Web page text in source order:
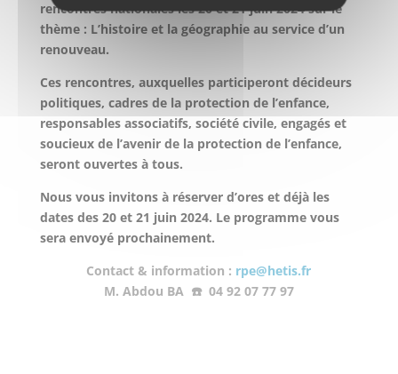
rencontres nationales les 20 et 21 juin 2024 sur le
thème : L’histoire et la géographie au service d’un
renouveau.
Ces rencontres, auxquelles participeront décideurs
politiques, cadres de la protection de l’enfance,
responsables associatifs, société civile, engagés et
soucieux de l’avenir de la protection de l’enfance,
seront ouvertes à tous.
Nous vous invitons à réserver d’ores et déjà les
dates des 20 et 21 juin 2024. Le programme vous
sera envoyé prochainement.
Contact & information : rpe@hetis.fr
M. Abdou BA ☎️ 04 92 07 77 97